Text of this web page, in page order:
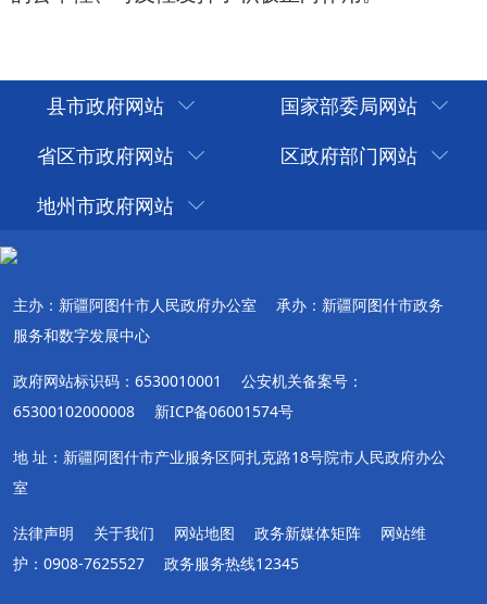
县市政府网站
国家部委局网站
省区市政府网站
区政府部门网站
地州市政府网站
主办：新疆阿图什市人民政府办公室
承办：新疆阿图什市政务
服务和数字发展中心
政府网站标识码：6530010001
公安机关备案号：
65300102000008
新ICP备06001574号
地 址：新疆阿图什市产业服务区阿扎克路18号院市人民政府办公
室
法律声明 关于我们 网站地图 政务新媒体矩阵
网站维
护：0908-7625527
政务服务热线12345